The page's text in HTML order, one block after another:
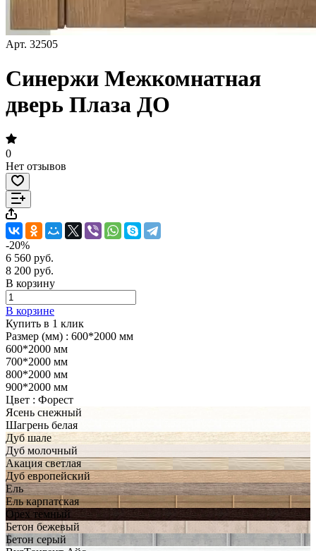
Арт. 32505
Синержи Межкомнатная
дверь Плаза ДО
0
Нет отзывов
-20%
6 560 руб.
8 200 руб.
В корзину
В корзине
Купить в 1 клик
Размер (мм) : 600*2000 мм
600*2000 мм
700*2000 мм
800*2000 мм
900*2000 мм
Цвет : Форест
Ясень снежный
Шагрень белая
Дуб шале
Дуб молочный
Акация светлая
Дуб европейский
Ель
Ель карпатская
Орех темный
Бетон бежевый
Бетон серый